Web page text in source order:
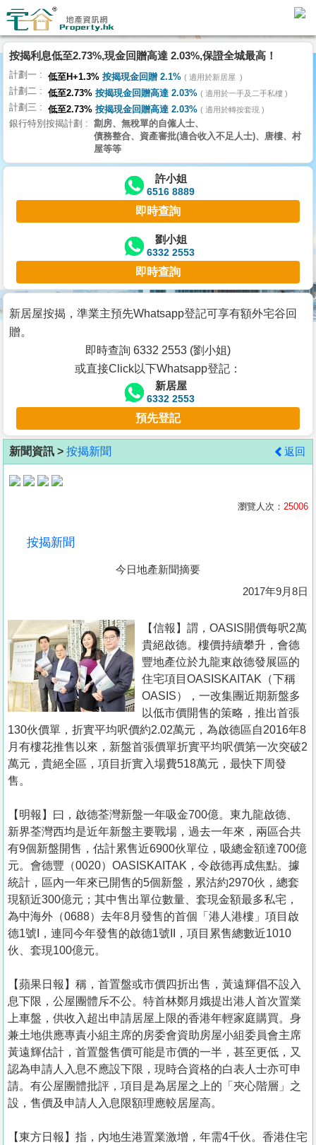
代
理
主
頁
搵
樓/
交
業
主
宅
谷
按
客
地
產
置
業
手
冊
關
於
我
們
按揭利息低至2.73%,現金回贈高達 2.03%,保證全城最高！
計劃一 低至H+1.3% 按揭現金回贈 2.1% 適用於新居屋
計劃二 低至2.73% 按揭現金回贈高達 2.03% 適用於一手及二手私樓
計劃三 低至2.73% 按揭現金回贈高達 2.03% 適用於轉按套現
銀行特別按揭計劃
劏房、無稅單的自僱人士、
債務整合、資產審批(適合收入不足人士)、唐樓、村
屋等等
許小姐
6516 8889
即時查詢
劉小姐
6332 2553
即時查詢
新居屋按揭，準業主預先Whatsapp登記可享有額外宅谷回
贈。
即時查詢 6332 2553 (劉小姐)
或直接Click以下Whatsapp登記：
新居屋
6332 2553
預先登記
新聞資訊 > 按揭新聞 返回
瀏覽人次： 25006
按揭新聞
今日地產新聞摘要
2017年9月8日
【信報】謂，OASIS開價每呎2萬
貴絕啟德。樓價持續攀升，會德
豐地產位於九龍東啟德發展區的
住宅項目OASISKAITAK（下稱
OASIS），一改集團近期新盤多
以低市價開售的策略，推出首張
130伙價單，折實平均呎價約2.02萬元，為啟德區自2016年8
月有樓花推售以來，新盤首張價單折實平均呎價第一次突破2
萬元，貴絕全區，項目折實入場費518萬元，最快下周發
售。
【明報】曰，啟德荃灣新盤一年吸金700億。東九龍啟德、
新界荃灣西均是近年新盤主要戰場，過去一年來，兩區合共
有9個新盤開售，估計累售近6900伙單位，吸總金額達700億
元。會德豐（0020）OASISKAITAK，令啟德再成焦點。據
統計，區內一年來已開售的5個新盤，累沽約2970伙，總套
現額近300億元；其中售出單位數量、套現金額最多私宅，
為中海外（0688）去年8月發售的首個「港人港樓」項目啟
德1號I，連同今年發售的啟德1號II，項目累售總數近1010
伙、套現100億元。
【蘋果日報】稱，首置盤或市價四折出售，黃遠輝倡不設入
息下限，公屋團體斥不公。特首林鄭月娥提出港人首次置業
上車盤，供收入超出申請居屋上限的香港年輕家庭購買。身
兼土地供應專責小組主席的房委會資助房屋小組委員會主席
黃遠輝估計，首置盤售價可能是市價的一半，甚至更低，又
認為申請人入息不應設下限，現時合資格的白表人士亦可申
請。有公屋團體批評，項目是為居屋之上的「夾心階層」之
設，售價及申請人入息限額理應較居屋高。
【東方日報】指，內地生港置業激增，年需4千伙。香港住宅